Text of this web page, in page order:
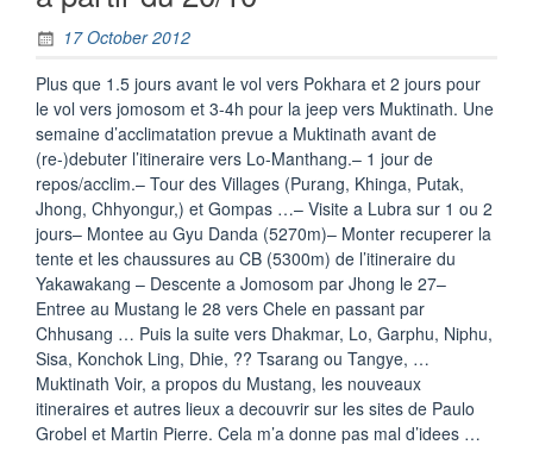
17 October 2012
Plus que 1.5 jours avant le vol vers Pokhara et 2 jours pour
le vol vers jomosom et 3-4h pour la jeep vers Muktinath. Une
semaine d’acclimatation prevue a Muktinath avant de
(re-)debuter l’itineraire vers Lo-Manthang.– 1 jour de
repos/acclim.– Tour des Villages (Purang, Khinga, Putak,
Jhong, Chhyongur,) et Gompas …– Visite a Lubra sur 1 ou 2
jours– Montee au Gyu Danda (5270m)– Monter recuperer la
tente et les chaussures au CB (5300m) de l’itineraire du
Yakawakang – Descente a Jomosom par Jhong le 27–
Entree au Mustang le 28 vers Chele en passant par
Chhusang … Puis la suite vers Dhakmar, Lo, Garphu, Niphu,
Sisa, Konchok Ling, Dhie, ?? Tsarang ou Tangye, …
Muktinath Voir, a propos du Mustang, les nouveaux
itineraires et autres lieux a decouvrir sur les sites de Paulo
Grobel et Martin Pierre. Cela m’a donne pas mal d’idees …